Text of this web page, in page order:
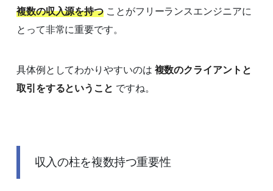
複数の収入源を持つ ことがフリーランスエンジニアに
とって非常に重要です。
具体例としてわかりやすいのは 複数のクライアントと
取引をするということ ですね。
収入の柱を複数持つ重要性